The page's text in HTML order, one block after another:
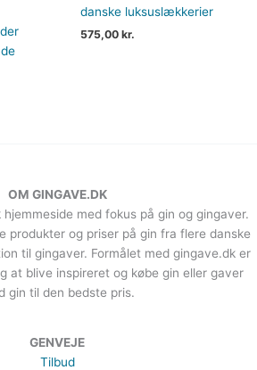
danske luksuslækkerier
575,00kr.
OM GINGAVE.DK
med fokus på gin og gingaver.
produkter og priser på gin fra flere danske
til gingaver. Formålet med gingave.dk er
at blive inspireret og købe gin eller gaver
gin til den bedste pris.
GENVEJE
Tilbud